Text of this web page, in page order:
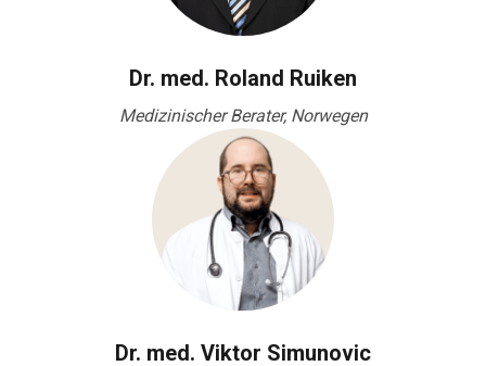
Dr. med. Roland Ruiken
Medizinischer Berater, Norwegen
Dr. med. Viktor Simunovic